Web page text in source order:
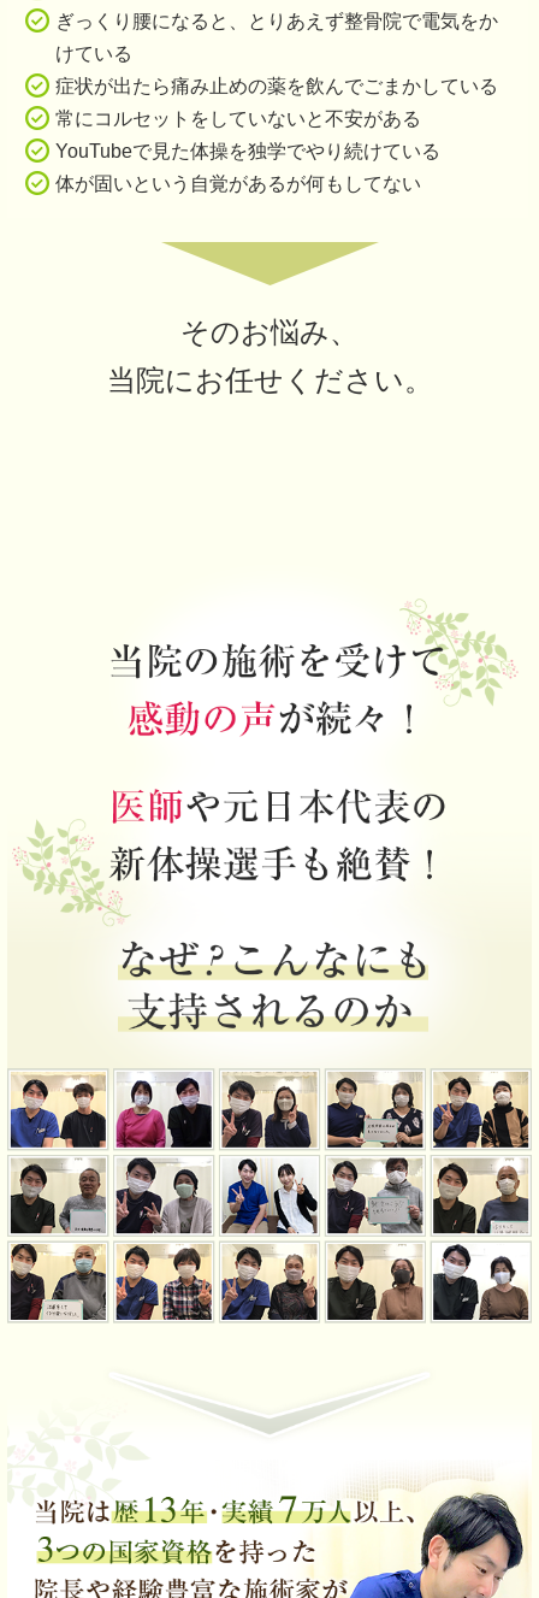
ぎっくり腰になると、とりあえず整骨院で電気をか
けている
症状が出たら痛み止めの薬を飲んでごまかしている
常にコルセットをしていないと不安がある
YouTubeで見た体操を独学でやり続けている
体が固いという自覚があるが何もしてない
そのお悩み、
当院にお任せください。